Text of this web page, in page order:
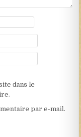
dans le
par e-mail.